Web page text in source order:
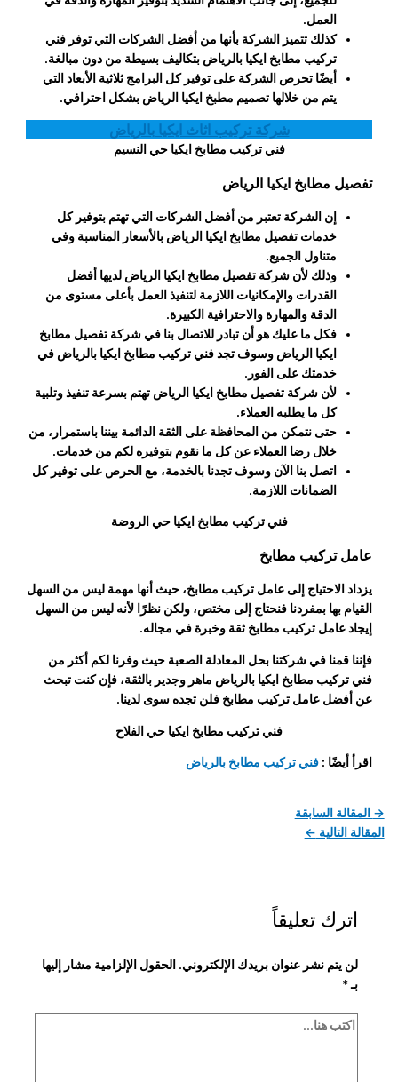
العمل.
كذلك تتميز الشركة بأنها من أفضل الشركات التي توفر فني
تركيب مطابخ ايكيا بالرياض بتكاليف بسيطة من دون مبالغة.
أيضًا تحرص الشركة على توفير كل البرامج ثلاثية الأبعاد التي
يتم من خلالهاتصميم مطبخ ايكيا الرياض بشكل احترافي.
شركة تركيب اثاث ايكيا بالرياض
فني تركيب مطابخ ايكيا حي النسيم
تفصيل مطابخ ايكيا الرياض
إن الشركة تعتبر من أفضل الشركات التي تهتم بتوفير كل
خدماتتفصيل مطابخ ايكيا الرياض بالأسعار المناسبة وفي
متناول الجميع.
وذلك لأن شركةتفصيل مطابخ ايكيا الرياض لديها أفضل
القدرات والإمكانيات اللازمة لتنفيذ العمل بأعلى مستوى من
الدقة والمهارة والاحترافية الكبيرة.
فكل ما عليك هو أن تبادر للاتصال بنا في شركةتفصيل مطابخ
ايكيا الرياض وسوف تجد فني تركيب مطابخ ايكيا بالرياض في
خدمتك على الفور.
لأن شركةتفصيل مطابخ ايكيا الرياض تهتم بسرعة تنفيذ وتلبية
كل ما يطلبه العملاء.
حتى نتمكن من المحافظة على الثقة الدائمة بيننا باستمرار، من
خلال رضا العملاء عن كل ما نقوم بتوفيره لكم من خدمات.
اتصل بنا الآن وسوف تجدنا بالخدمة، مع الحرص على توفير كل
الضمانات اللازمة.
فني تركيب مطابخ ايكيا حي الروضة
عامل تركيب مطابخ
يزداد الاحتياج إلىعامل تركيب مطابخ، حيث أنها مهمة ليس من السهل
القيام بها بمفردنا فنحتاج إلى مختص، ولكن نظرًا لأنه ليس من السهل
إيجادعامل تركيب مطابخ ثقة وخبرة في مجاله.
فإننا قمنا في شركتنا بحل المعادلة الصعبة حيث وفرنا لكم أكثر من
فني تركيب مطابخ ايكيا بالرياض ماهر وجدير بالثقة، فإن كنت تبحث
عن أفضلعامل تركيب مطابخ فلن تجده سوى لدينا.
فني تركيب مطابخ ايكيا حي الفلاح
اقرأ أيضًا :فني تركيب مطابخ بالرياض
→ المقالة السابقة
المقالة التالية ←
اترك تعليقاً
لن يتم نشر عنوان بريدك الإلكتروني. الحقول الإلزامية مشار إليها
بـ*
اكتب